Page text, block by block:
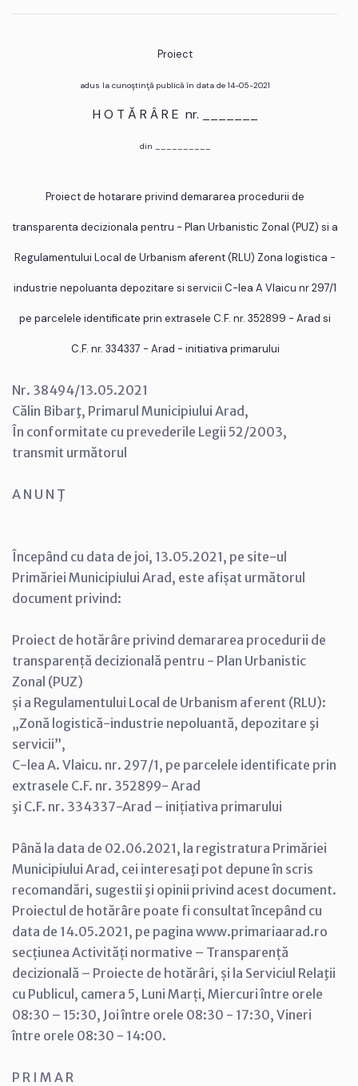
Proiect
adus la cunoştinţă publică în data de 14-05-2021
H O T Ă R Â R E nr. _______
din __________
Proiect de hotarare privind demararea procedurii de
transparenta decizionala pentru - Plan Urbanistic Zonal (PUZ) si a
Regulamentului Local de Urbanism aferent (RLU) Zona logistica -
industrie nepoluanta depozitare si servicii C-lea A Vlaicu nr 297/1
pe parcelele identificate prin extrasele C.F. nr. 352899 - Arad si
C.F. nr. 334337 - Arad - initiativa primarului
Nr. 38494/13.05.2021
Călin Bibarţ, Primarul Municipiului Arad,
În conformitate cu prevederile Legii 52/2003,
transmit următorul
A N U N Ţ
Începând cu data de joi, 13.05.2021, pe site-ul
Primăriei Municipiului Arad, este afișat următorul
document privind:
Proiect de hotărâre privind demararea procedurii de
transparență decizională pentru - Plan Urbanistic
Zonal (PUZ)
și a Regulamentului Local de Urbanism aferent (RLU):
„Zonă logistică-industrie nepoluantă, depozitare şi
servicii”,
C-lea A. Vlaicu. nr. 297/1, pe parcelele identificate prin
extrasele C.F. nr. 352899- Arad
şi C.F. nr. 334337-Arad – inițiativa primarului
Până la data de 02.06.2021, la registratura Primăriei
Municipiului Arad, cei interesaţi pot depune în scris
recomandări, sugestii şi opinii privind acest document.
Proiectul de hotărâre poate fi consultat începând cu
data de 14.05.2021, pe pagina www.primariaarad.ro
secțiunea Activități normative – Transparență
decizională – Proiecte de hotărâri, și la Serviciul Relaţii
cu Publicul, camera 5, Luni Marți, Miercuri între orele
08:30 – 15:30, Joi între orele 08:30 - 17:30, Vineri
între orele 08:30 - 14:00.
P R I M A R